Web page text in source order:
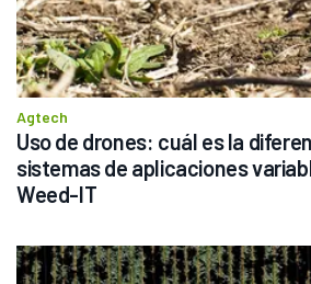
Agtech
Uso de drones: cuál es la
sistemas de aplicaciones
Weed-IT